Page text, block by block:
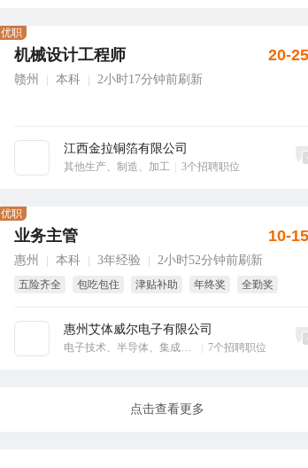
机械设计工程师
赣州 本科 2小时17分钟前刷新
江西金拉铜箔有限公司
其他生产、制造、加工 3个招聘职位
优职
20-
立即沟通
业务主管
惠州 本科 3年经验 2小时52分钟前刷新
五险齐全 包吃包住 津贴补助 年终奖
全勤奖
惠州艾体威尔电子有限公司
电子技术、半导体、集成电路 7个招聘职位
优职
10-
立即沟通
点击查看更多